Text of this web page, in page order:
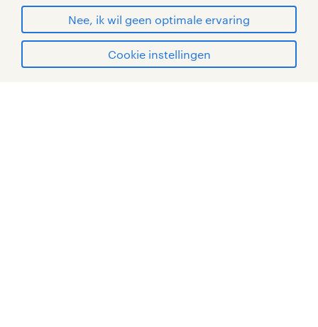
Nee, ik wil geen optimale ervaring
Cookie instellingen
© Randstad 2026